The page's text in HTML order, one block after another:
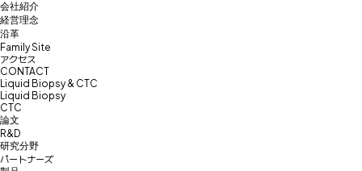
会社紹介
経営理念
沿革
Family Site
アクセス
CONTACT
Liquid Biopsy & CTC
Liquid Biopsy
CTC
論文
R&D
研究分野
パートナーズ